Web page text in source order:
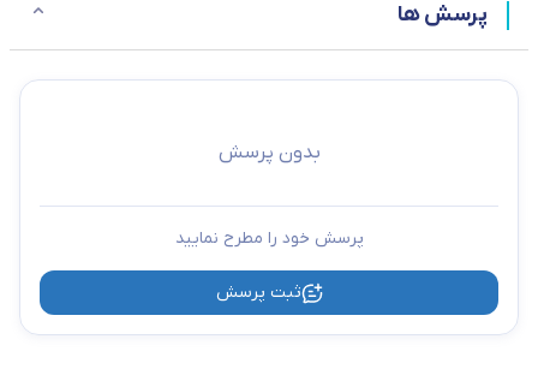
پرسش ها
بدون پرسش
پرسش خود را مطرح نمایید
ثبت پرسش